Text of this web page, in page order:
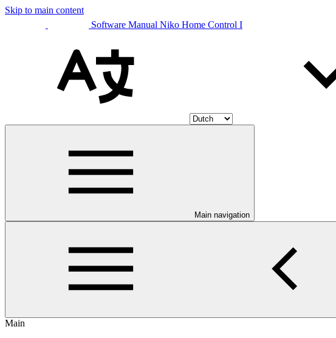
Skip to main content
Software Manual Niko Home Control I
Main navigation
Main